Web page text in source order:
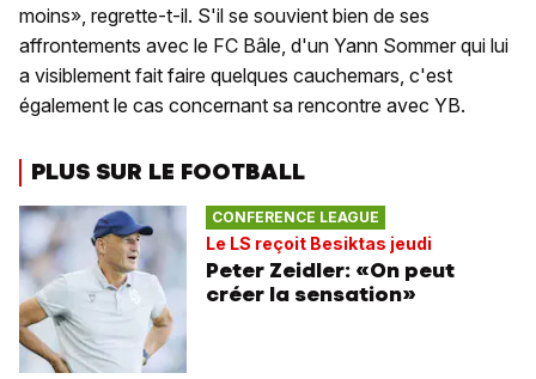
moins», regrette-t-il. S'il se souvient bien de ses
affrontements avec le FC Bâle, d'un Yann Sommer qui lui
a visiblement fait faire quelques cauchemars, c'est
également le cas concernant sa rencontre avec YB.
PLUS SUR LE FOOTBALL
CONFERENCE LEAGUE
Le LS reçoit Besiktas jeudi
Peter Zeidler: «On peut
créer la sensation»